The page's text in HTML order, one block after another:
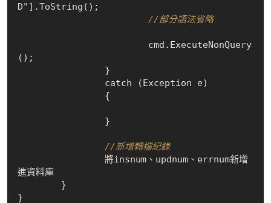
D"] .ToString() ;
//部分語法省略
			cmd.
ExecuteNonQuery
() ;
//新增轉檔紀錄
進資料庫